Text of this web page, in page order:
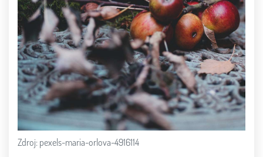
Zdroj: pexels-maria-orlova-4916114